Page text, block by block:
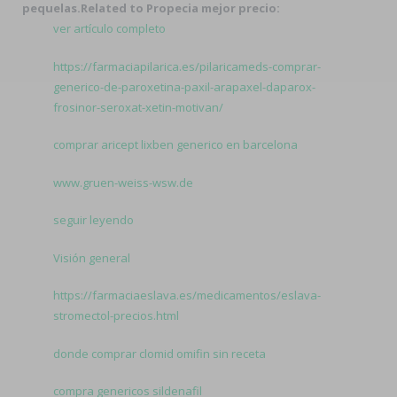
pequelas.Related to Propecia mejor precio:
ver artículo completo
https://farmaciapilarica.es/pilaricameds-comprar-
generico-de-paroxetina-paxil-arapaxel-daparox-
frosinor-seroxat-xetin-motivan/
comprar aricept lixben generico en barcelona
www.gruen-weiss-wsw.de
seguir leyendo
Visión general
https://farmaciaeslava.es/medicamentos/eslava-
stromectol-precios.html
donde comprar clomid omifin sin receta
compra genericos sildenafil